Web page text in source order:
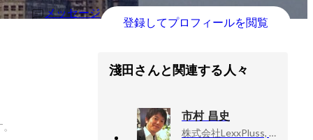
メッセージ
登録してプロフィールを閲覧
淺田さんと関連する人々
市村 昌史
株式会社LexxPluss, リクルーティングマネージャー